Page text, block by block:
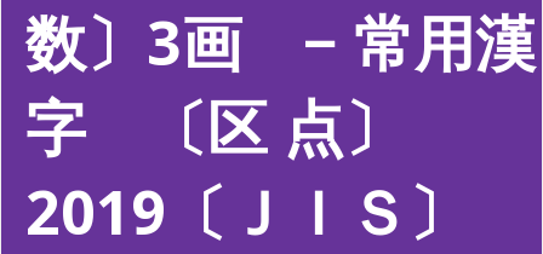
数〕3画 − 常用漢
字 〔区 点〕
2019〔ＪＩＳ〕